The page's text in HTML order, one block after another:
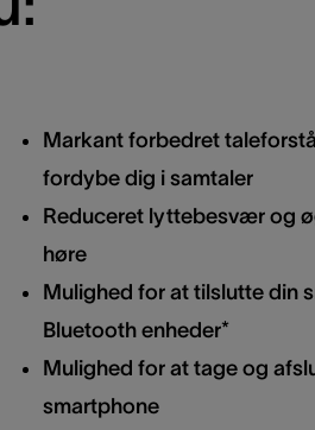
Markant forbedret
fordybe dig i samtaler
Reduceret lyttebesvær og
høre
Mulighed for at tilslutte din
Bluetooth enheder*
Mulighed for at tage og
smartphone